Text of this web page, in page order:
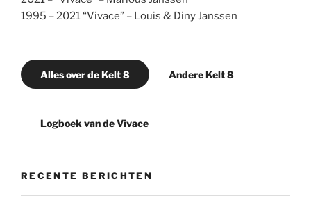
1995 – 2021 “Vivace” – Louis & Diny Janssen
Alles over de Kelt 8 Andere Kelt 8
Logboek van de Vivace
RECENTE BERICHTEN